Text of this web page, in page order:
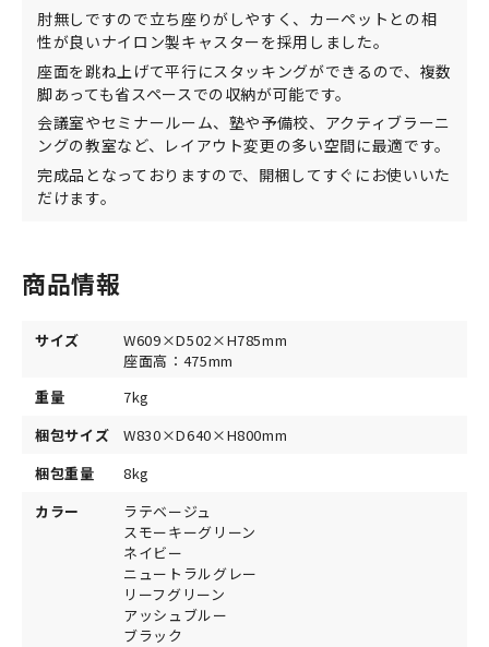
肘無しですので立ち座りがしやすく、カーペットとの相
性が良いナイロン製キャスターを採用しました。
座面を跳ね上げて平行にスタッキングができるので、複数
脚あっても省スペースでの収納が可能です。
会議室やセミナールーム、塾や予備校、アクティブラーニ
ングの教室など、レイアウト変更の多い空間に最適です。
完成品となっておりますので、開梱してすぐにお使いいた
だけます。
商品情報
サイズ
W609×D502×H785mm
座面高：475mm
重量
7kg
梱包サイズ
W830×D640×H800mm
梱包重量
8kg
カラー
ラテベージュ
スモーキーグリーン
ネイビー
ニュートラルグレー
リーフグリーン
アッシュブルー
ブラック